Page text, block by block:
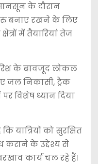
के दौरान
बनाए रखने के लिए
में तैयारियां तेज
के बावजूद लोकल
जल निकासी, ट्रैक
विशेष ध्यान दिया
यात्रियों को सुरक्षित
कराने के उद्देश्य से
कार्य चल रहे हैं।